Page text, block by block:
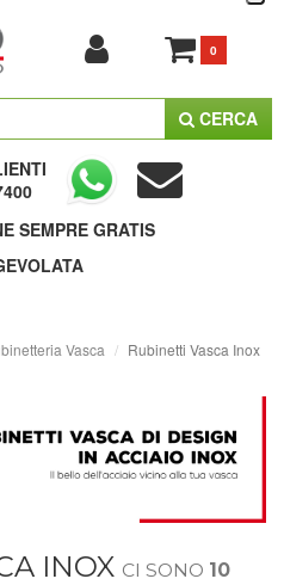
0
CERCA
SEMPRE GRATIS
Vasca Rubinetti Vasca Inox
INOX CI SONO 10